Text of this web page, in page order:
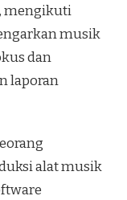
mengikuti
musik
dan
laporan
alat musik